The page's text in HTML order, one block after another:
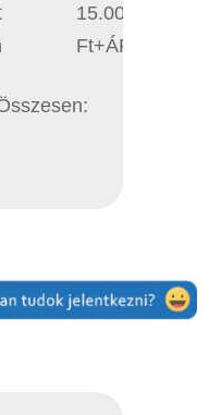
15.000
Ft+ÁFA